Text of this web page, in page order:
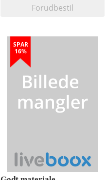
Forudbestil
SPAR
16%